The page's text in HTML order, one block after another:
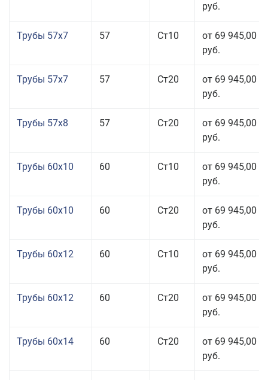
руб.
Трубы 57x7 57 Ст10
от 69 945,00
руб.
Трубы 57x7 57 Ст20
от 69 945,00
руб.
Трубы 57x8 57 Ст20
от 69 945,00
руб.
Трубы 60x10 60 Ст10
от 69 945,00
руб.
Трубы 60x10 60 Ст20
от 69 945,00
руб.
Трубы 60x12 60 Ст10
от 69 945,00
руб.
Трубы 60x12 60 Ст20
от 69 945,00
руб.
Трубы 60x14 60 Ст20
от 69 945,00
руб.